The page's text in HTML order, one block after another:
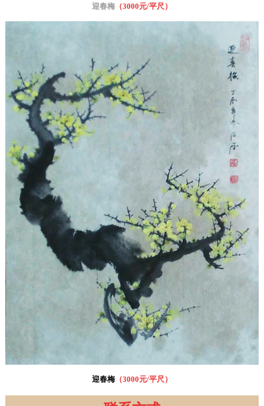
迎春梅（3000元/平尺）
迎春梅（3000元/平尺 ）